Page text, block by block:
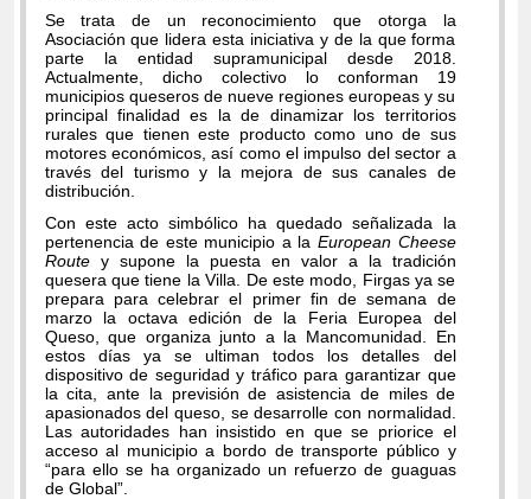
Se trata de un reconocimiento que otorga la
Asociación que lidera esta iniciativa y de la que forma
parte la entidad supramunicipal desde 2018.
Actualmente, dicho colectivo lo conforman 19
municipios queseros de nueve regiones europeas y su
principal finalidad es la de dinamizar los territorios
rurales que tienen este producto como uno de sus
motores económicos, así como el impulso del sector a
través del turismo y la mejora de sus canales de
distribución.
Con este acto simbólico ha quedado señalizada la
pertenencia de este municipio a la European Cheese
Routey supone la puesta en valor a la tradición
quesera que tiene la Villa. De este modo, Firgas ya se
prepara para celebrar el primer fin de semana de
marzo la octava edición de la Feria Europea del
Queso, que organiza junto a la Mancomunidad. En
estos días ya se ultiman todos los detalles del
dispositivo de seguridad y tráfico para garantizar que
la cita, ante la previsión de asistencia de miles de
apasionados del queso, se desarrolle con normalidad.
Las autoridades han insistido en que se priorice el
acceso al municipio a bordo de transporte público y
“para ello se ha organizado un refuerzo de guaguas
de Global”.